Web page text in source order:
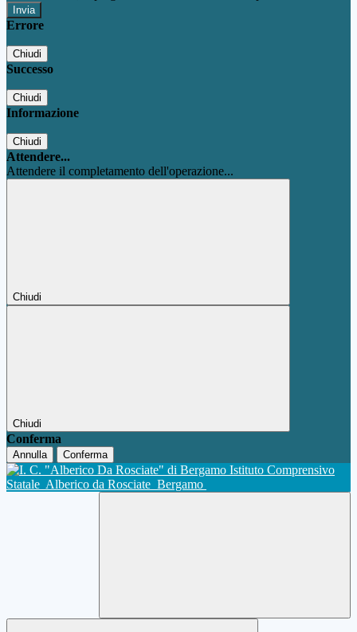
Errore
Chiudi
Successo
Chiudi
Informazione
Chiudi
Attendere...
Attendere il completamento dell'operazione...
Chiudi
Chiudi
Conferma
Annulla Conferma
Istituto Comprensivo
Statale Alberico da Rosciate Bergamo